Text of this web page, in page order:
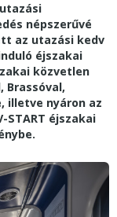
népszerűvé
az utazási kedv
éjszakai
közvetlen
illetve nyáron az
START éjszakai